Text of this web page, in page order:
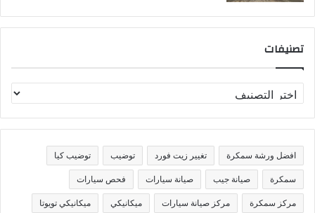
تصنيفات
ص
ن
ف
ا
افضل ورشة سمكرة تغيير زيت فورد توضيب توضيب كيا
سمكرة صيانة جيب صيانة سيارات فحص سيارات
مركز سمكرة مركز صيانة سيارات ميكانيكي ميكانيكي تويوتا